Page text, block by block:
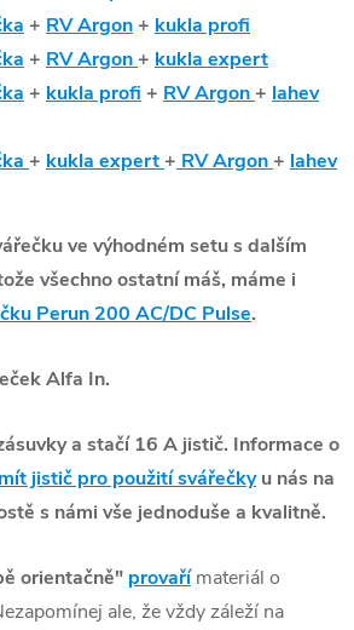
+ RV Argon + kukla profi
+ RV Argon + kukla expert
+ kukla profi + RV Argon + lahev
+ kukla expert + RV Argon + lahev
ve výhodném setu s dalším
všechno ostatní máš, máme i
Perun 200 AC/DC Pulse.
Alfa In.
a stačí 16 A jistič. Informace o
jistič pro použití svářečkyu nás na
s námi vše jednoduše a kvalitně.
orientačně" provařímateriál o
ale, že vždy záleží na